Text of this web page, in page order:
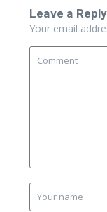
Leave a Reply
Your email